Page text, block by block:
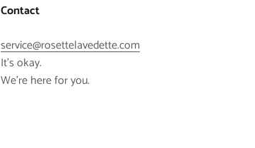
Contact
service@rosettelavedette.com
It's okay.
We're here for you.